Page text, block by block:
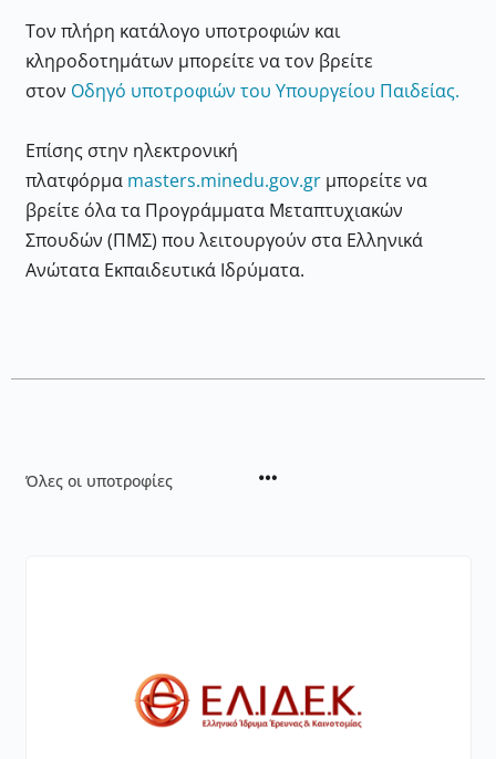
Τον πλήρη κατάλογο υποτροφιών και
κληροδοτημάτων μπορείτε να τον βρείτε
στον Οδηγό υποτροφιών του Υπουργείου Παιδείας.
Επίσης στην ηλεκτρονική
πλατφόρμα masters.minedu.gov.grμπορείτε να
βρείτε όλα τα Προγράμματα Μεταπτυχιακών
Σπουδών (ΠΜΣ) που λειτουργούν στα Ελληνικά
Ανώτατα Εκπαιδευτικά Ιδρύματα.
Όλες οι υποτροφίες